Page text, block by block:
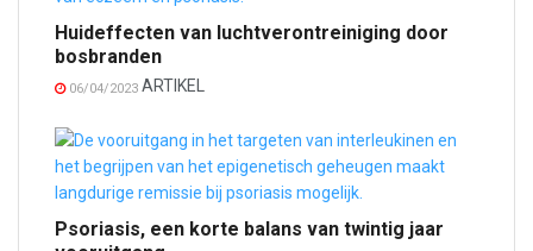
Huideffecten van luchtverontreiniging door
bosbranden
06/04/2023 ARTIKEL
Psoriasis, een korte balans van twintig jaar